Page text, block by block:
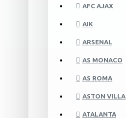
AFC AJAX
AIK
ARSENAL
AS MONACO
AS ROMA
ASTON VILLA
ATALANTA